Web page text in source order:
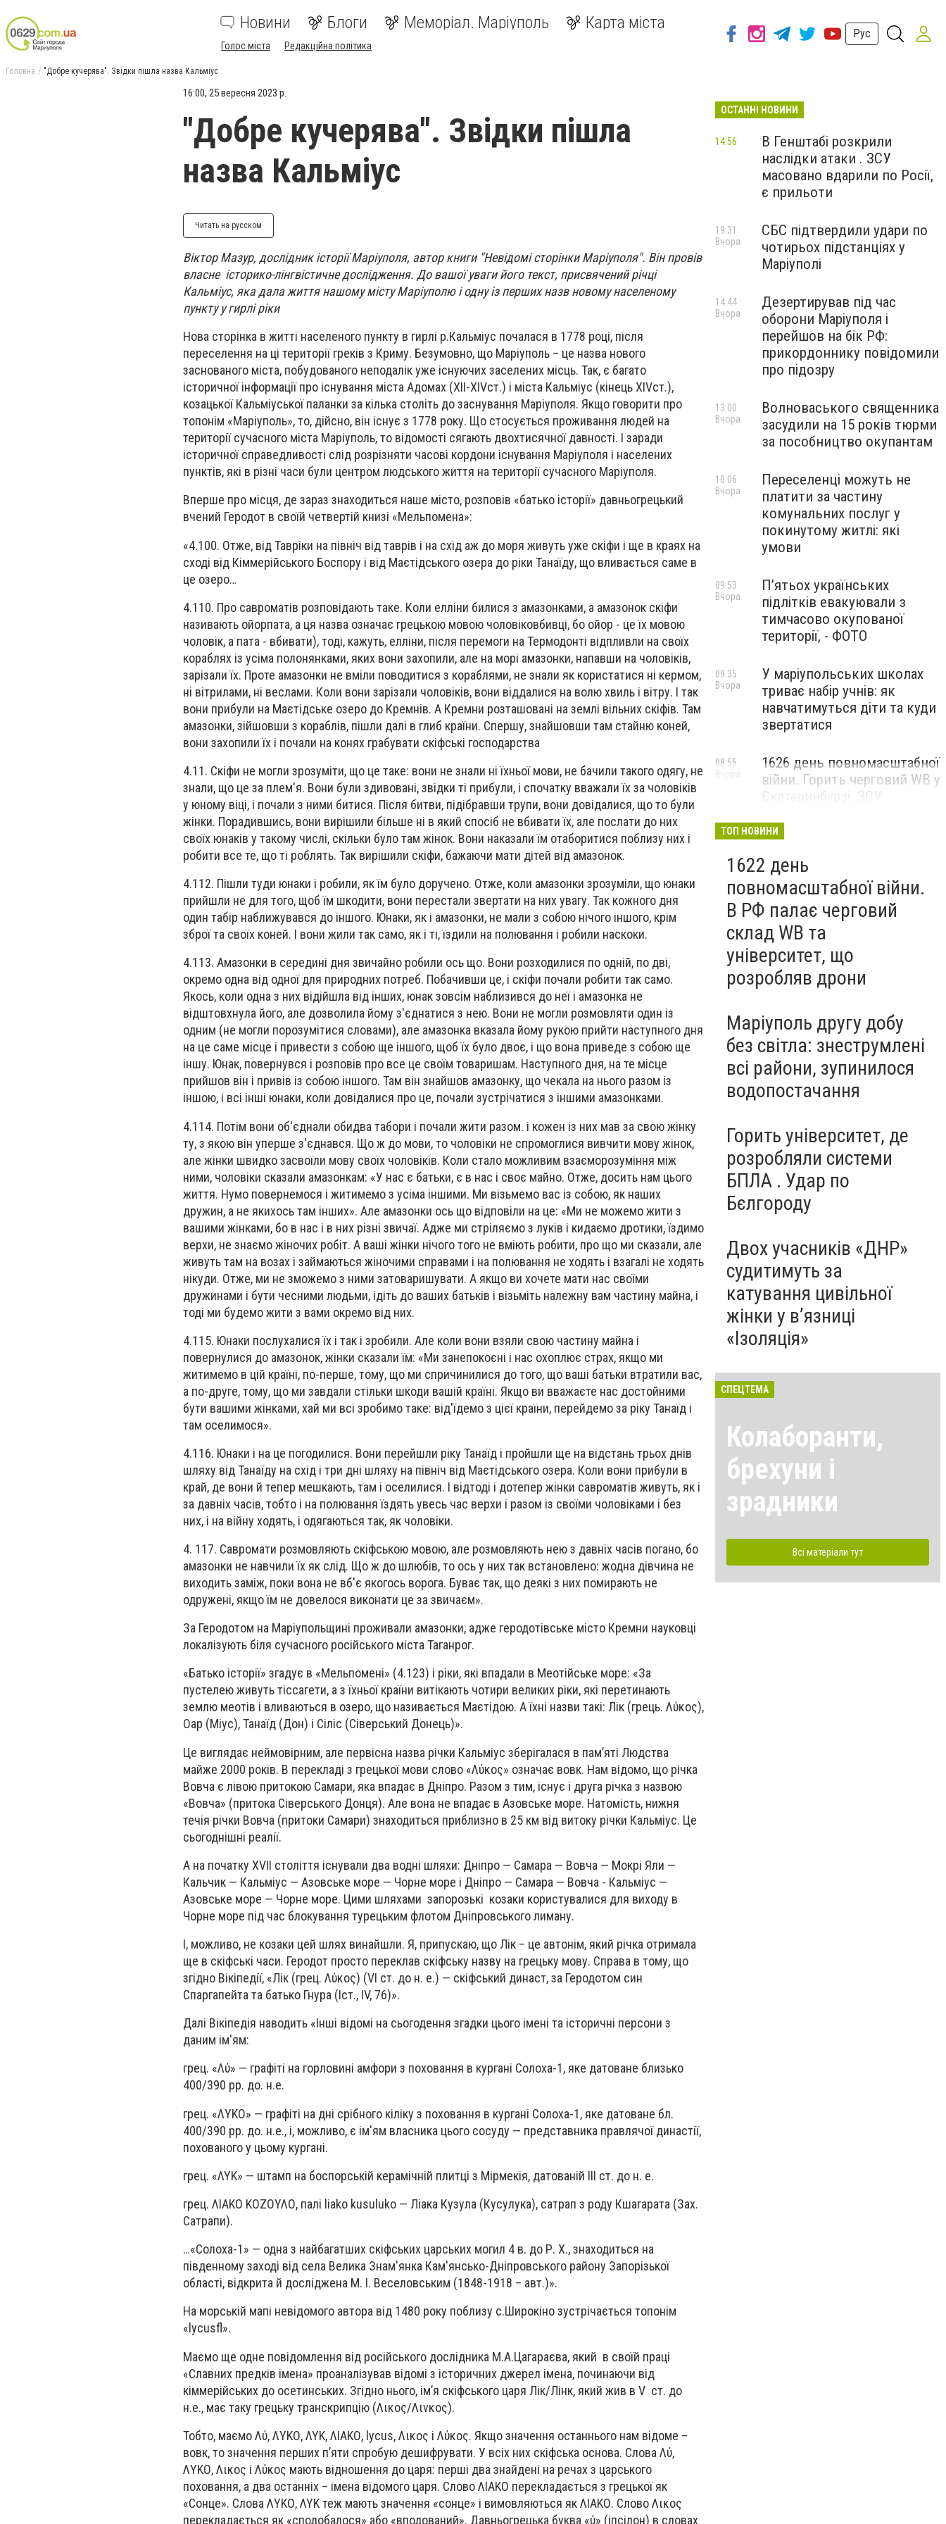
Новини Блоги Меморіал. Маріуполь Карта міста
Голос міста Редакційна політика
Рус
Головна "Добре кучерява". Звідки пішла назва Кальміус
16:00, 25 вересня 2023 р.
"Добре кучерява". Звідки пішла
назва Кальміус
Читать на русском
Віктор Мазур, дослідник історії Маріуполя, автор книги "Невідомі сторінки Маріуполя". Він провів
власне історико-лінгвістичне дослідження. До вашої уваги його текст, присвячений річці
Кальміус, яка дала життя нашому місту Маріуполю і одну із перших назв новому населеному
пункту у гирлі ріки
Нова сторінка в житті населеного пункту в гирлі р.Кальміус почалася в 1778 році, після
переселення на ці території греків з Криму. Безумовно, що Маріуполь – це назва нового
заснованого міста, побудованого неподалік уже існуючих заселених місць. Так, є багато
історичної інформації про існування міста Адомах (ХІІ-ХІVст.) і міста Кальміус (кінець ХІVст.),
козацької Кальміуської паланки за кілька століть до заснування Маріуполя. Якщо говорити про
топонім «Маріуполь», то, дійсно, він існує з 1778 року. Що стосується проживання людей на
території сучасного міста Маріуполь, то відомості сягають двохтисячної давності. І заради
історичної справедливості слід розрізняти часові кордони існування Маріуполя і населених
пунктів, які в різні часи були центром людського життя на території сучасного Маріуполя.
Вперше про місця, де зараз знаходиться наше місто, розповів «батько історії» давньогрецький
вчений Геродот в своїй четвертій книзі «Мельпомена»:
«4.100. Отже, від Тавріки на північ від таврів і на схід аж до моря живуть уже скіфи і ще в краях на
сході від Кіммерійського Боспору і від Маєтідського озера до ріки Танаїду, що вливається саме в
це озеро…
4.110. Про савроматів розповідають таке. Коли елліни билися з амазонками, а амазонок скіфи
називають ойорпата, а ця назва означає грецькою мовою чоловіковбивці, бо ойор - це їх мовою
чоловік, а пата - вбивати), тоді, кажуть, елліни, після перемоги на Термодонті відпливли на своїх
кораблях із усіма полонянками, яких вони захопили, але на морі амазонки, напавши на чоловіків,
зарізали їх. Проте амазонки не вміли поводитися з кораблями, не знали як користатися ні кермом,
ні вітрилами, ні веслами. Коли вони зарізали чоловіків, вони віддалися на волю хвиль і вітру. І так
вони прибули на Маєтідське озеро до Кремнів. А Кремни розташовані на землі вільних скіфів. Там
амазонки, зійшовши з кораблів, пішли далі в глиб країни. Спершу, знайшовши там стайню коней,
вони захопили їх і почали на конях грабувати скіфські господарства
4.11. Скіфи не могли зрозуміти, що це таке: вони не знали ні їхньої мови, не бачили такого одягу, не
знали, що це за плем'я. Вони були здивовані, звідки ті прибули, і спочатку вважали їх за чоловіків
у юному віці, і почали з ними битися. Після битви, підібравши трупи, вони довідалися, що то були
жінки. Порадившись, вони вирішили більше ні в який спосіб не вбивати їх, але послати до них
своїх юнаків у такому числі, скільки було там жінок. Вони наказали їм отаборитися поблизу них і
робити все те, що ті роблять. Так вирішили скіфи, бажаючи мати дітей від амазонок.
4.112. Пішли туди юнаки і робили, як їм було доручено. Отже, коли амазонки зрозуміли, що юнаки
прийшли не для того, щоб їм шкодити, вони перестали звертати на них увагу. Так кожного дня
один табір наближувався до іншого. Юнаки, як і амазонки, не мали з собою нічого іншого, крім
зброї та своїх коней. І вони жили так само, як і ті, їздили на полювання і робили наскоки.
4.113. Амазонки в середині дня звичайно робили ось що. Вони розходилися по одній, по дві,
окремо одна від одної для природних потреб. Побачивши це, і скіфи почали робити так само.
Якось, коли одна з них відійшла від інших, юнак зовсім наблизився до неї і амазонка не
відштовхнула його, але дозволила йому з'єднатися з нею. Вони не могли розмовляти один із
одним (не могли порозумітися словами), але амазонка вказала йому рукою прийти наступного дня
на це саме місце і привести з собою ще іншого, щоб їх було двоє, і що вона приведе з собою ще
іншу. Юнак, повернувся і розповів про все це своїм товаришам. Наступного дня, на те місце
прийшов він і привів із собою іншого. Там він знайшов амазонку, що чекала на нього разом із
іншою, і всі інші юнаки, коли довідалися про це, почали зустрічатися з іншими амазонками.
4.114. Потім вони об'єднали обидва табори і почали жити разом. і кожен із них мав за свою жінку
ту, з якою він уперше з'єднався. Що ж до мови, то чоловіки не спромоглися вивчити мову жінок,
але жінки швидко засвоїли мову своїх чоловіків. Коли стало можливим взаєморозуміння між
ними, чоловіки сказали амазонкам: «У нас є батьки, є в нас і своє майно. Отже, досить нам цього
життя. Нумо повернемося і житимемо з усіма іншими. Ми візьмемо вас із собою, як наших
дружин, а не якихось там інших». Але амазонки ось що відповіли на це: «Ми не можемо жити з
вашими жінками, бо в нас і в них різні звичаї. Адже ми стріляємо з луків і кидаємо дротики, їздимо
верхи, не знаємо жіночих робіт. А ваші жінки нічого того не вміють робити, про що ми сказали, але
живуть там на возах і займаються жіночими справами і на полювання не ходять і взагалі не ходять
нікуди. Отже, ми не зможемо з ними затоваришувати. А якщо ви хочете мати нас своїми
дружинами і бути чесними людьми, ідіть до ваших батьків і візьміть належну вам частину майна, і
тоді ми будемо жити з вами окремо від них.
4.115. Юнаки послухалися їх і так і зробили. Але коли вони взяли свою частину майна і
повернулися до амазонок, жінки сказали їм: «Ми занепокоєні і нас охоплює страх, якщо ми
житимемо в цій країні, по-перше, тому, що ми спричинилися до того, що ваші батьки втратили вас,
а по-друге, тому, що ми завдали стільки шкоди вашій країні. Якщо ви вважаєте нас достойними
бути вашими жінками, хай ми всі зробимо таке: від'їдемо з цієї країни, перейдемо за ріку Танаїд і
там оселимося».
4.116. Юнаки і на це погодилися. Вони перейшли ріку Танаїд і пройшли ще на відстань трьох днів
шляху від Танаїду на схід і три дні шляху на північ від Маєтідського озера. Коли вони прибули в
край, де вони й тепер мешкають, там і оселилися. І відтоді і дотепер жінки савроматів живуть, як і
за давніх часів, тобто і на полювання їздять увесь час верхи і разом із своїми чоловіками і без
них, і на війну ходять, і одягаються так, як чоловіки.
4. 117. Савромати розмовляють скіфською мовою, але розмовляють нею з давніх часів погано, бо
амазонки не навчили їх як слід. Що ж до шлюбів, то ось у них так встановлено: жодна дівчина не
виходить заміж, поки вона не вб'є якогось ворога. Буває так, що деякі з них помирають не
одружені, якщо їм не довелося виконати це за звичаєм».
За Геродотом на Маріупольщині проживали амазонки, адже геродотівське місто Кремни науковці
локалізують біля сучасного російського міста Таганрог.
«Батько історії» згадує в «Мельпомені» (4.123) і ріки, які впадали в Меотійське море: «За
пустелею живуть тіссагети, а з їхньої країни витікають чотири великих ріки, які перетинають
землю меотів і вливаються в озеро, що називається Маєтідою. А їхні назви такі: Лік (грець. Λύκος),
Оар (Міус), Танаїд (Дон) і Сіліс (Сіверський Донець)».
Це виглядає неймовірним, але первісна назва річки Кальміус зберігалася в пам’яті Людства
майже 2000 років. В перекладі з грецької мови слово «Λύκος» означає вовк. Нам відомо, що річка
Вовча є лівою притокою Самари, яка впадає в Дніпро. Разом з тим, існує і друга річка з назвою
«Вовча» (притока Сіверського Донця). Але вона не впадає в Азовське море. Натомість, нижня
течія річки Вовча (притоки Самари) знаходиться приблизно в 25 км від витоку річки Кальміус. Це
сьогоднішні реалії.
А на початку XVII століття існували два водні шляхи: Дніпро — Самара — Вовча — Мокрі Яли —
Кальчик — Кальміус — Азовське море — Чорне море і Дніпро — Самара — Вовча - Кальміус —
Азовське море — Чорне море. Цими шляхами запорозькі козаки користувалися для виходу в
Чорне море під час блокування турецьким флотом Дніпровського лиману.
І, можливо, не козаки цей шлях винайшли. Я, припускаю, що Лік – це автонім, який річка отримала
ще в скіфські часи. Геродот просто переклав скіфську назву на грецьку мову. Справа в тому, що
згідно Вікіпедії, «Лік (грец. Λύκος) (VI ст. до н. е.) — скіфський династ, за Геродотом син
Спаргапейта та батько Гнура (Іст., IV, 76)».
Далі Вікіпедія наводить «Інші відомі на сьогодення згадки цього імені та історичні персони з
даним ім'ям:
грец. «Λύ» — графіті на горловині амфори з поховання в кургані Солоха-1, яке датоване близько
400/390 рр. до. н.е.
грец. «ΛYΚΟ» — графіті на дні срібного кіліку з поховання в кургані Солоха-1, яке датоване бл.
400/390 рр. до. н.е., і, можливо, є ім'ям власника цього сосуду — представника правлячої династії,
похованого у цьому кургані.
грец. «ΛΥΚ» — штамп на боспорській керамічній плитці з Мірмекія, датованій ІІІ ст. до н. е.
грец. ΛΙΑΚΟ ΚΟΖΟΥΛΟ, палі liako kusuluko — Ліака Кузула (Кусулука), сатрап з роду Кшагарата (Зах.
Сатрапи).
…«Солоха-1» — одна з найбагатших скіфських царських могил 4 в. до Р. Х., знаходиться на
південному заході від села Велика Знам'янка Кам'янсько-Дніпровського району Запорізької
області, відкрита й досліджена М. І. Веселовським (1848-1918 – авт.)».
На морській мапі невідомого автора від 1480 року поблизу с.Широкіно зустрічається топонім
«lycusfl».
Маємо ще одне повідомлення від російського дослідника М.А.Цагараєва, який в своїй праці
«Славних предків імена» проаналізував відомі з історичних джерел імена, починаючи від
кіммерійських до осетинських. Згідно нього, ім’я скіфського царя Лік/Лінк, який жив в V ст. до
н.е., має таку грецьку транскрипцію (Λικος/Λινκος).
Тобто, маємо Λύ, ΛYΚΟ, ΛΥΚ, ΛΙΑΚΟ, lycus, Λικος і Λύκος. Якщо значення останнього нам відоме –
вовк, то значення перших п’яти спробую дешифрувати. У всіх них скіфська основа. Слова Λύ,
ΛYΚΟ, Λικος і Λύκος мають відношення до царя: перші два знайдені на речах з царського
поховання, а два останніх – імена відомого царя. Слово ΛΙΑΚΟ перекладається з грецької як
«Сонце». Слова ΛYΚΟ, ΛΥΚ теж мають значення «сонце» і вимовляються як ΛΙΑΚΟ. Слово Λικος
перекладається як «сподобалося» або «вподований». Давньогрецька буква «ύ» (іпсілон) в словах
ОСТАННІ НОВИНИ
В Генштабі розкрили
наслідки атаки . ЗСУ
масовано вдарили по Росії,
є прильоти
14:56
СБС підтвердили удари по
чотирьох підстанціях у
Маріуполі
19:31
Вчора
Дезертирував під час
оборони Маріуполя і
перейшов на бік РФ:
прикордоннику повідомили
про підозру
14:44
Вчора
Волноваського священника
засудили на 15 років тюрми
за пособництво окупантам
13:00
Вчора
Переселенці можуть не
платити за частину
комунальних послуг у
покинутому житлі: які
умови
10:06
Вчора
П’ятьох українських
підлітків евакуювали з
тимчасово окупованої
території, - ФОТО
09:53
Вчора
У маріупольських школах
триває набір учнів: як
навчатимуться діти та куди
звертатися
09:35
Вчора
1626 день повномасштабної
війни. Горить черговий WB у
Єкатеринбурзі. ЗСУ
Маріуполі
08:55
Вчора
ТОП НОВИНИ
1622 день
повномасштабної війни.
В РФ палає черговий
склад WB та
університет, що
розробляв дрони
Маріуполь другу добу
без світла: знеструмлені
всі райони, зупинилося
водопостачання
Горить університет, де
розробляли системи
БПЛА . Удар по
Бєлгороду
Двох учасників «ДНР»
судитимуть за
катування цивільної
жінки у в’язниці
«Ізоляція»
СПЕЦТЕМА
Колаборанти,
брехуни і
зрадники
Всі матеріали тут